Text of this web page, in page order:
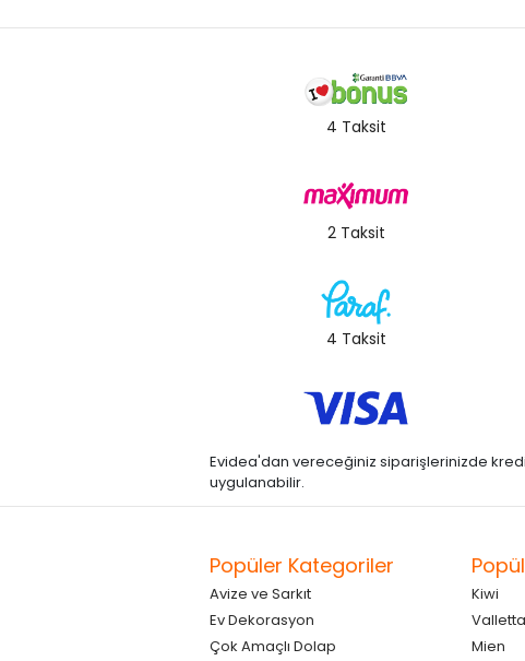
4 Taksit
2 Taksit
4 Taksit
Evidea'dan vereceğiniz siparişlerinizde kredi
uygulanabilir.
Popüler Kategoriler
Avize ve Sarkıt
Ev Dekorasyon
Çok Amaçlı Dolap
Kiwi
Valletta
Mien